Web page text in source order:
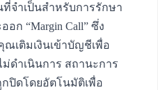
จำเป็นสำหรับการรักษา
อก “Margin Call” ซึ่ง
ณเติมเงินเข้าบัญชีเพื่อ
ดำเนินการ สถานะการ
ปิดโดยอัตโนมัติเพื่อ